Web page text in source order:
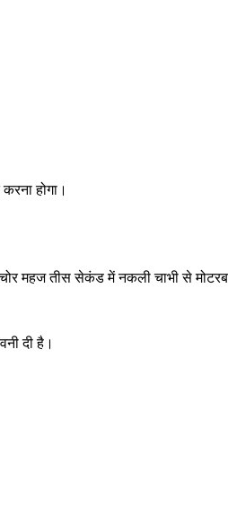
होगा।
चोर महज तीस सेकंड में नकली चाभी से
दी है।